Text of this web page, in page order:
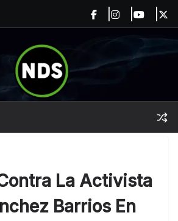
La Activista
Barrios En